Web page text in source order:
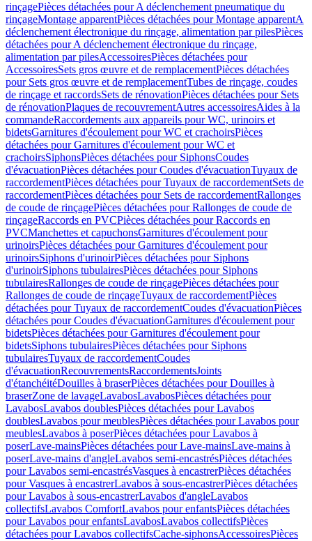
rinçagePièces détachées pour A déclenchement pneumatique du
rinçageMontage apparentPièces détachées pour Montage apparentA
déclenchement électronique du rinçage, alimentation par pilesPièces
détachées pour A déclenchement électronique du rinçage,
alimentation par pilesAccessoiresPièces détachées pour
AccessoiresSets gros œuvre et de remplacementPièces détachées
pour Sets gros œuvre et de remplacementTubes de rinçage, coudes
de rinçage et raccordsSets de rénovationPièces détachées pour Sets
de rénovationPlaques de recouvrementAutres accessoiresAides à la
commandeRaccordements aux appareils pour WC, urinoirs et
bidetsGarnitures d'écoulement pour WC et crachoirsPièces
détachées pour Garnitures d'écoulement pour WC et
crachoirsSiphonsPièces détachées pour SiphonsCoudes
d'évacuationPièces détachées pour Coudes d'évacuationTuyaux de
raccordementPièces détachées pour Tuyaux de raccordementSets de
raccordementPièces détachées pour Sets de raccordementRallonges
de coude de rinçagePièces détachées pour Rallonges de coude de
rinçageRaccords en PVCPièces détachées pour Raccords en
PVCManchettes et capuchonsGarnitures d'écoulement pour
urinoirsPièces détachées pour Garnitures d'écoulement pour
urinoirsSiphons d'urinoirPièces détachées pour Siphons
d'urinoirSiphons tubulairesPièces détachées pour Siphons
tubulairesRallonges de coude de rinçagePièces détachées pour
Rallonges de coude de rinçageTuyaux de raccordementPièces
détachées pour Tuyaux de raccordementCoudes d'évacuationPièces
détachées pour Coudes d'évacuationGarnitures d'écoulement pour
bidetsPièces détachées pour Garnitures d'écoulement pour
bidetsSiphons tubulairesPièces détachées pour Siphons
tubulairesTuyaux de raccordementCoudes
d'évacuationRecouvrementsRaccordementsJoints
d'étanchéitéDouilles à braserPièces détachées pour Douilles à
braserZone de lavageLavabosLavabosPièces détachées pour
LavabosLavabos doublesPièces détachées pour Lavabos
doublesLavabos pour meublesPièces détachées pour Lavabos pour
meublesLavabos à poserPièces détachées pour Lavabos à
poserLave-mainsPièces détachées pour Lave-mainsLave-mains à
poserLave-mains d'angleLavabos semi-encastrésPièces détachées
pour Lavabos semi-encastrésVasques à encastrerPièces détachées
pour Vasques à encastrerLavabos à sous-encastrerPièces détachées
pour Lavabos à sous-encastrerLavabos d'angleLavabos
collectifsLavabos ComfortLavabos pour enfantsPièces détachées
pour Lavabos pour enfantsLavabosLavabos collectifsPièces
détachées pour Lavabos collectifsCache-siphonsAccessoiresPièces